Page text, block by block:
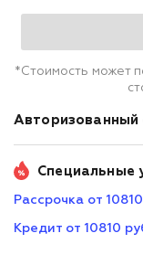
*Стоимость может
Авторизованный
Специальные
Рассрочка от
Кредит от 10810